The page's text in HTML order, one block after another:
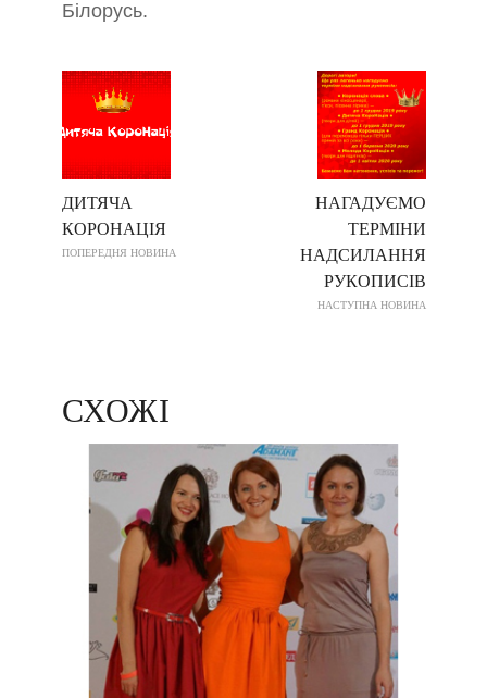
Білорусь.
ДИТЯЧА
КОРОНАЦІЯ
ПОПЕРЕДНЯ НОВИНА
HАГАДУЄМО
ТЕРМІНИ
НАДСИЛАННЯ
РУКОПИСІВ
НАСТУПНА НОВИНА
СХОЖІ